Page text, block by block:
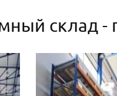
склад -